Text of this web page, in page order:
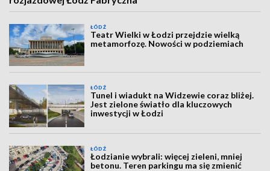
ŁÓDŹ
Teatr Wielki w Łodzi przejdzie wielką
metamorfozę. Nowości w podziemiach
ŁÓDŹ
Tunel i wiadukt na Widzewie coraz bliżej.
Jest zielone światło dla kluczowych
inwestycji w Łodzi
ŁÓDŹ
Łodzianie wybrali: więcej zieleni, mniej
betonu. Teren parkingu ma się zmienić